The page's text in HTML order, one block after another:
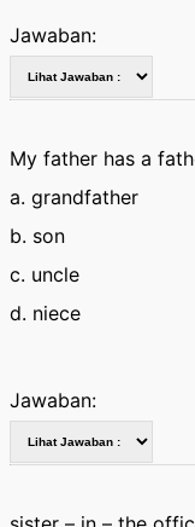
Jawaban:
My father has a
a. grandfather
b. son
c. uncle
d. niece
Jawaban: